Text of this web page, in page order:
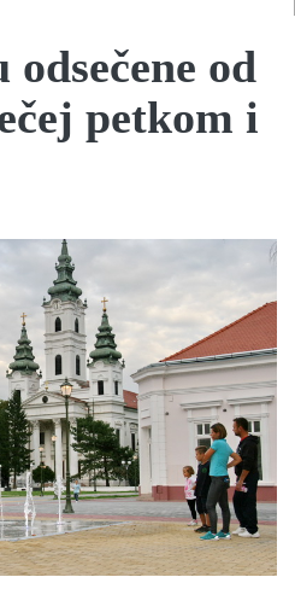
od
petkom i